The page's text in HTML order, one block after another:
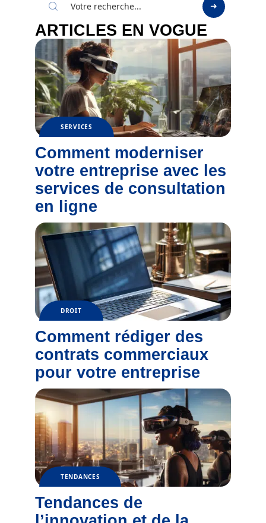
ARTICLES EN VOGUE
SERVICES
Comment moderniser
votre entreprise avec les
services de consultation
en ligne
DROIT
Comment rédiger des
contrats commerciaux
pour votre entreprise
TENDANCES
Tendances de